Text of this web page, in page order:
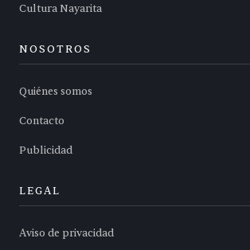
Cultura Nayarita
NOSOTROS
Quiénes somos
Contacto
Publicidad
LEGAL
Aviso de privacidad